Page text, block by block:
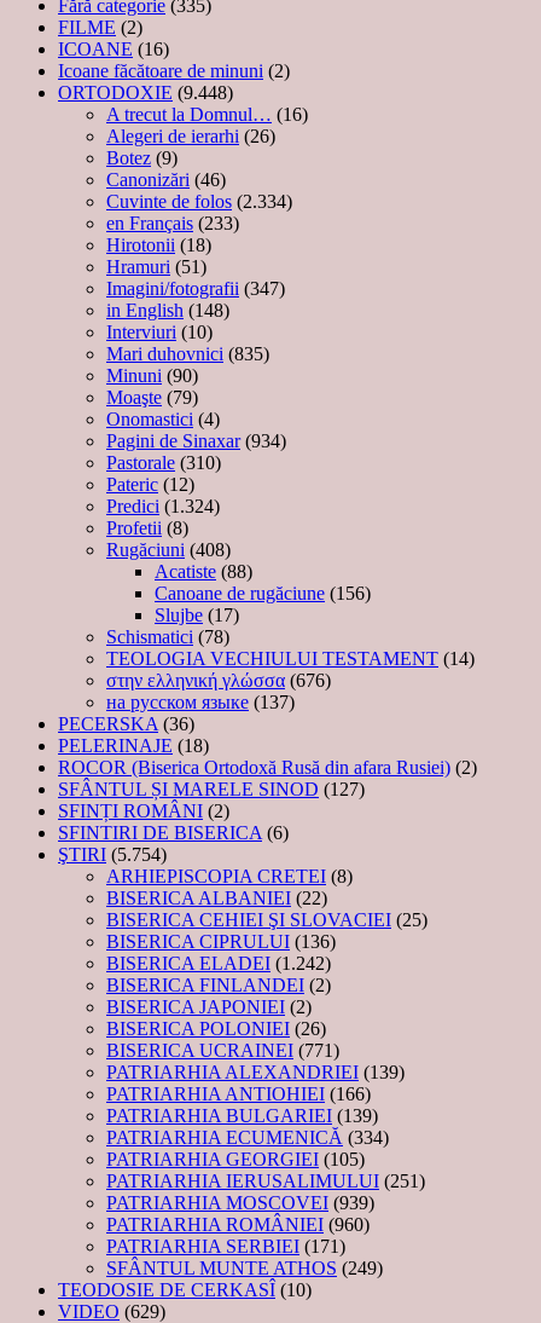
Fără categorie (335)
FILME (2)
ICOANE (16)
Icoane făcătoare de minuni (2)
ORTODOXIE (9.448)
A trecut la Domnul… (16)
Alegeri de ierarhi (26)
Botez (9)
Canonizări (46)
Cuvinte de folos (2.334)
en Français (233)
Hirotonii (18)
Hramuri (51)
Imagini/fotografii (347)
in English (148)
Interviuri (10)
Mari duhovnici (835)
Minuni (90)
Moaşte (79)
Onomastici (4)
Pagini de Sinaxar(934)
Pastorale (310)
Pateric (12)
Predici (1.324)
Profetii (8)
Rugăciuni (408)
Acatiste (88)
Canoane de rugăciune (156)
Slujbe (17)
Schismatici (78)
TEOLOGIA VECHIULUI TESTAMENT (14)
στην ελληνική γλώσσα (676)
на русском языке (137)
PECERSKA (36)
PELERINAJE (18)
ROCOR (Biserica Ortodoxă Rusă din afara Rusiei) (2)
SFÂNTUL ȘI MARELE SINOD (127)
SFINȚI ROMÂNI (2)
SFINTIRI DE BISERICA (6)
ŞTIRI (5.754)
ARHIEPISCOPIA CRETEI (8)
BISERICA ALBANIEI (22)
BISERICA CEHIEI ŞI SLOVACIEI (25)
BISERICA CIPRULUI (136)
BISERICA ELADEI (1.242)
BISERICA FINLANDEI (2)
BISERICA JAPONIEI (2)
BISERICA POLONIEI (26)
BISERICA UCRAINEI (771)
PATRIARHIA ALEXANDRIEI (139)
PATRIARHIA ANTIOHIEI (166)
PATRIARHIA BULGARIEI (139)
PATRIARHIA ECUMENICĂ (334)
PATRIARHIA GEORGIEI (105)
PATRIARHIA IERUSALIMULUI (251)
PATRIARHIA MOSCOVEI (939)
PATRIARHIA ROMÂNIEI (960)
PATRIARHIA SERBIEI (171)
SFÂNTUL MUNTE ATHOS (249)
TEODOSIE DE CERKASÎ (10)
VIDEO (629)